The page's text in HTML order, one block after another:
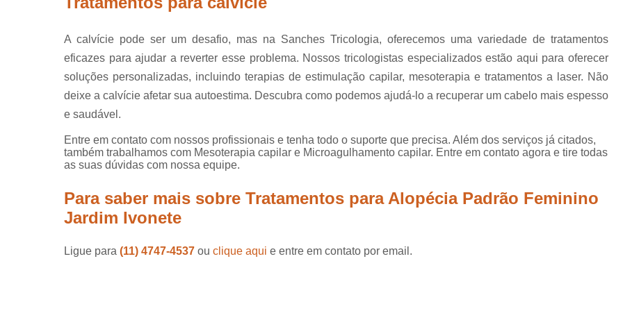
Microagulhamento Capilar Feminino
Microagulhamento Capilar para
Microagulhamento para Cabelo
Microagulhamento para Cabelo
Microagulhamento para Queda de
A calvície pode ser um desafio, mas na Sanches Tricologia, oferecemos uma variedade de tratamentos
eficazes para ajudar a reverter esse problema. Nossos tricologistas especializados estão aqui para oferecer
soluções personalizadas, incluindo terapias de estimulação capilar, mesoterapia e tratamentos a laser. Não
deixe a calvície afetar sua autoestima. Descubra como podemos ajudá-lo a recuperar um cabelo mais espesso
e saudável.
Entre em contato com nossos profissionais e tenha todo o suporte que precisa. Além dos serviços já citados,
também trabalhamos com Mesoterapia capilar e Microagulhamento capilar. Entre em contato agora e tire todas
as suas dúvidas com nossa equipe.
Para saber mais sobre Tratamentos para Alopécia Padrão Feminino
Jardim Ivonete
Ligue para (11) 4747-4537 ou clique aqui e entre em contato por email.